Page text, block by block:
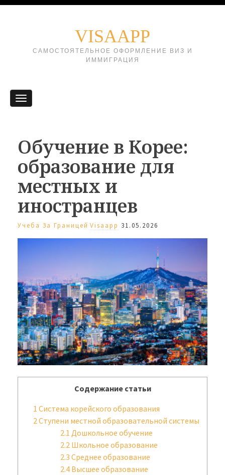
VISAAPP
САМОСТОЯТЕЛЬНОЕ ОФОРМЛЕНИЕ ВИЗ И
ИММИГРАЦИЯ
Обучение в Корее:
образование для
местных и
иностранцев
Учеба За Границей Visaapp 31.05.2026
Содержание статьи
1 Система корейского образования
2 Ступени местной образовательной системы
2.1 Дошкольное обучение
2.2 Школьное образование
2.3 Среднее образование
2.4 Высшее образование